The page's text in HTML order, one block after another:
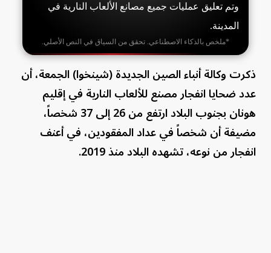
وتم تعليق عمليات جميع مصانع الألعاب النارية في
المدينة.
*ملخص بالذكاء الاصطناعي. تحقق من السياق في النص الأصلي.
ذكرت وكالة أنباء الصين الجديدة (شينخوا) الجمعة، أن
عدد ضحايا انفجار مصنع للألعاب النارية في إقليم
هونان بجنوب البلاد ارتفع من 26 إلى 37 شخصاً،
مضيفة أن شخصاً في عداد المفقودين، في أعنف
انفجار من نوعه، تشهده البلاد منذ 2019.